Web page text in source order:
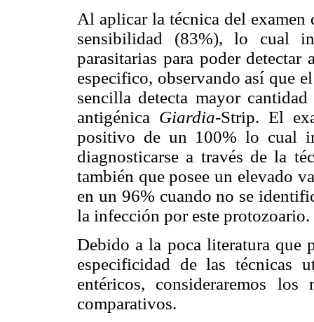
Al aplicar la técnica del examen
sensibilidad (83%), lo cual
parasitarias para poder
especifico, observando así que
sencilla detecta mayor
antigénica Giardia-Strip. El
positivo de un 100% lo cual
diagnosticarse a través de la
también que posee un elevado
en un 96% cuando no se
la infección por este protozoario.
Debido a la poca literatura que
especificidad de las técnicas
entéricos, consideraremos los
comparativos.